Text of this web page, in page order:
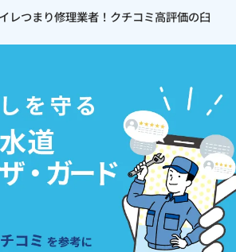
レつまり修理業者！クチコミ高評価の臼